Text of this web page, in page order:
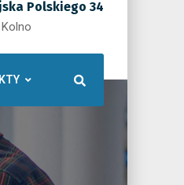
Polskiego 34